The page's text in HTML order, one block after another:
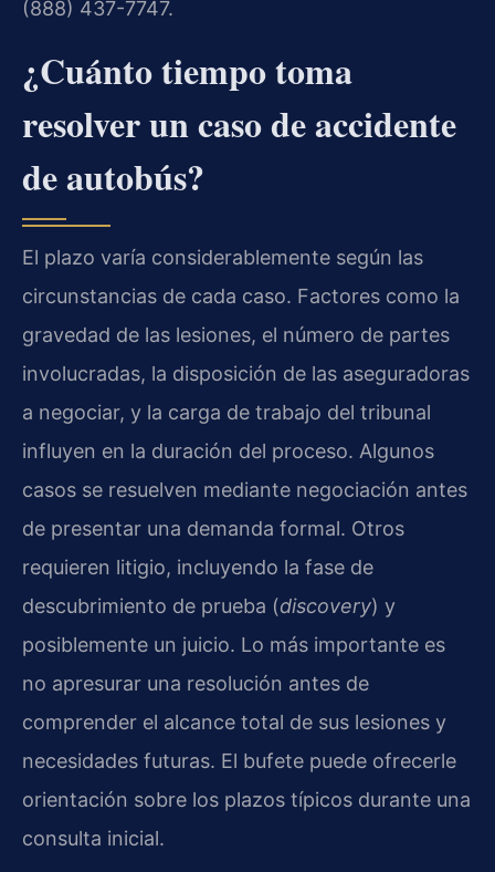
(888) 437-7747.
¿Cuánto tiempo toma
resolver un caso de accidente
de autobús?
El plazo varía considerablemente según las
circunstancias de cada caso. Factores como la
gravedad de las lesiones, el número de partes
involucradas, la disposición de las aseguradoras
a negociar, y la carga de trabajo del tribunal
influyen en la duración del proceso. Algunos
casos se resuelven mediante negociación antes
de presentar una demanda formal. Otros
requieren litigio, incluyendo la fase de
descubrimiento de prueba (discovery) y
posiblemente un juicio. Lo más importante es
no apresurar una resolución antes de
comprender el alcance total de sus lesiones y
necesidades futuras. El bufete puede ofrecerle
orientación sobre los plazos típicos durante una
consulta inicial.